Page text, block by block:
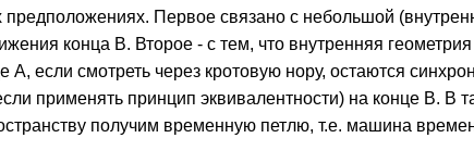
Первое связано с небольшой
конца B. Второе - с тем, что внутренняя
если смотреть через кротовую нору, остаются
применять принцип эквивалентности) на конце B. В
получим временную петлю, т.е. машина